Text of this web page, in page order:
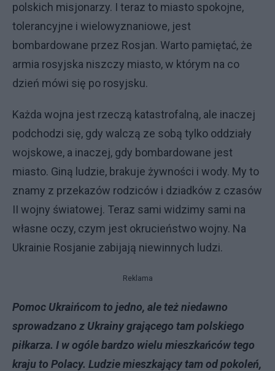
polskich misjonarzy. I teraz to miasto spokojne,
tolerancyjne i wielowyznaniowe, jest
bombardowane przez Rosjan. Warto pamiętać, że
armia rosyjska niszczy miasto, w którym na co
dzień mówi się po rosyjsku.
Każda wojna jest rzeczą katastrofalną, ale inaczej
podchodzi się, gdy walczą ze sobą tylko oddziały
wojskowe, a inaczej, gdy bombardowane jest
miasto. Giną ludzie, brakuje żywności i wody. My to
znamy z przekazów rodziców i dziadków z czasów
II wojny światowej. Teraz sami widzimy sami na
własne oczy, czym jest okrucieństwo wojny. Na
Ukrainie Rosjanie zabijają niewinnych ludzi.
Reklama
Pomoc Ukraińcom to jedno, ale też niedawno
sprowadzano z Ukrainy grającego tam polskiego
piłkarza. I w ogóle bardzo wielu mieszkańców tego
kraju to Polacy. Ludzie mieszkający tam od pokoleń,